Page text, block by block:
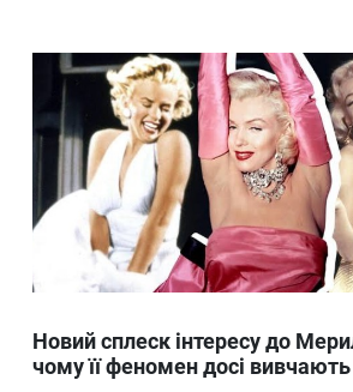
Новий сплеск інтересу до
чому її феномен досі вивчають